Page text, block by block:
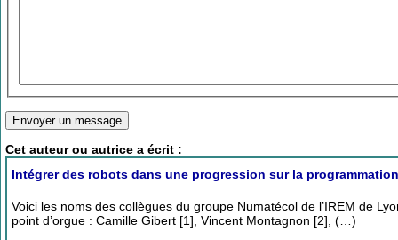
Cet auteur ou autrice a écrit :
Intégrer des robots dans une progression sur la
Voici les noms des collègues du groupe Numatécol de l’IREM de
point d’orgue : Camille Gibert [1], Vincent Montagnon [2], (…)